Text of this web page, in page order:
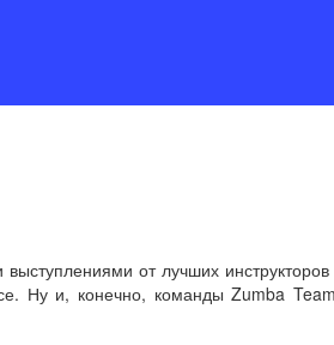
от лучших
Ну и, конечно, команды Zumba